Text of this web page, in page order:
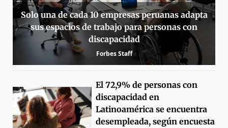
Solo una de cada 10 empresas peruanas adapta
sus espacios de trabajo para personas con
discapacidad
Forbes Staff
El 72,9% de personas con
discapacidad en
Latinoamérica se encuentra
desempleada, según encuesta